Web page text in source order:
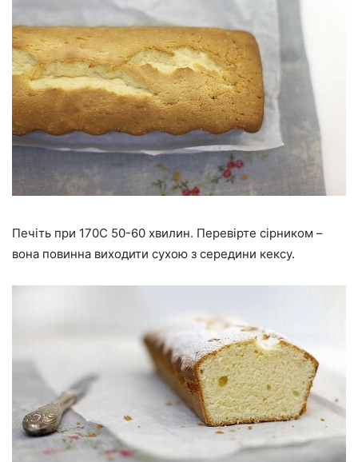
Печіть при 170С 50-60 хвилин. Перевірте сірником –
вона повинна виходити сухою з середини кексу.